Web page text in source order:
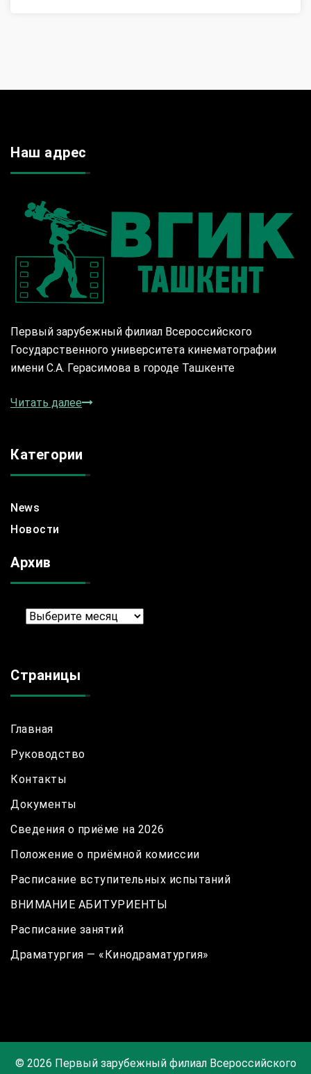
Наш адрес
Первый зарубежный филиал Всероссийского
Государственного университета кинематографии
имени С.А. Герасимова в городе Ташкенте
Читать далее
Категории
News
Новости
Архив
Архив
Страницы
Главная
Руководство
Контакты
Документы
Сведения о приёме на 2026
Положение о приёмной комиссии
Расписание вступительных испытаний
ВНИМАНИЕ АБИТУРИЕНТЫ
Расписание занятий
Драматургия — «Кинодраматургия»
© 2026 Первый зарубежный филиал Всероссийского